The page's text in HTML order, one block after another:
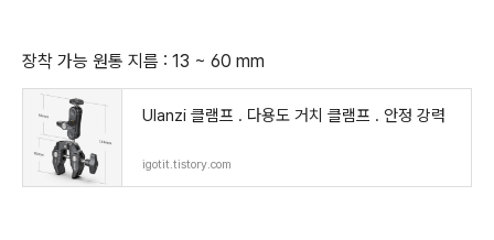
장착 가능 원통 지름 : 13 ~ 60 mm
Ulanzi 클램프 . 다용도 거치 클램프 . 안정 강력
igotit.tistory.com